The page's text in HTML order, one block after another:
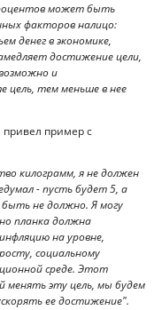
может быть
факторов налицо:
денег в экономике,
достижение цели,
и
цель, тем меньше в нее
пример с
килограмм, я не должен
- пусть будет 5, а
не должно. Я могу
планка должна
на уровне,
социальному
среде. Этот
менять эту цель, мы будем
ее достижение".